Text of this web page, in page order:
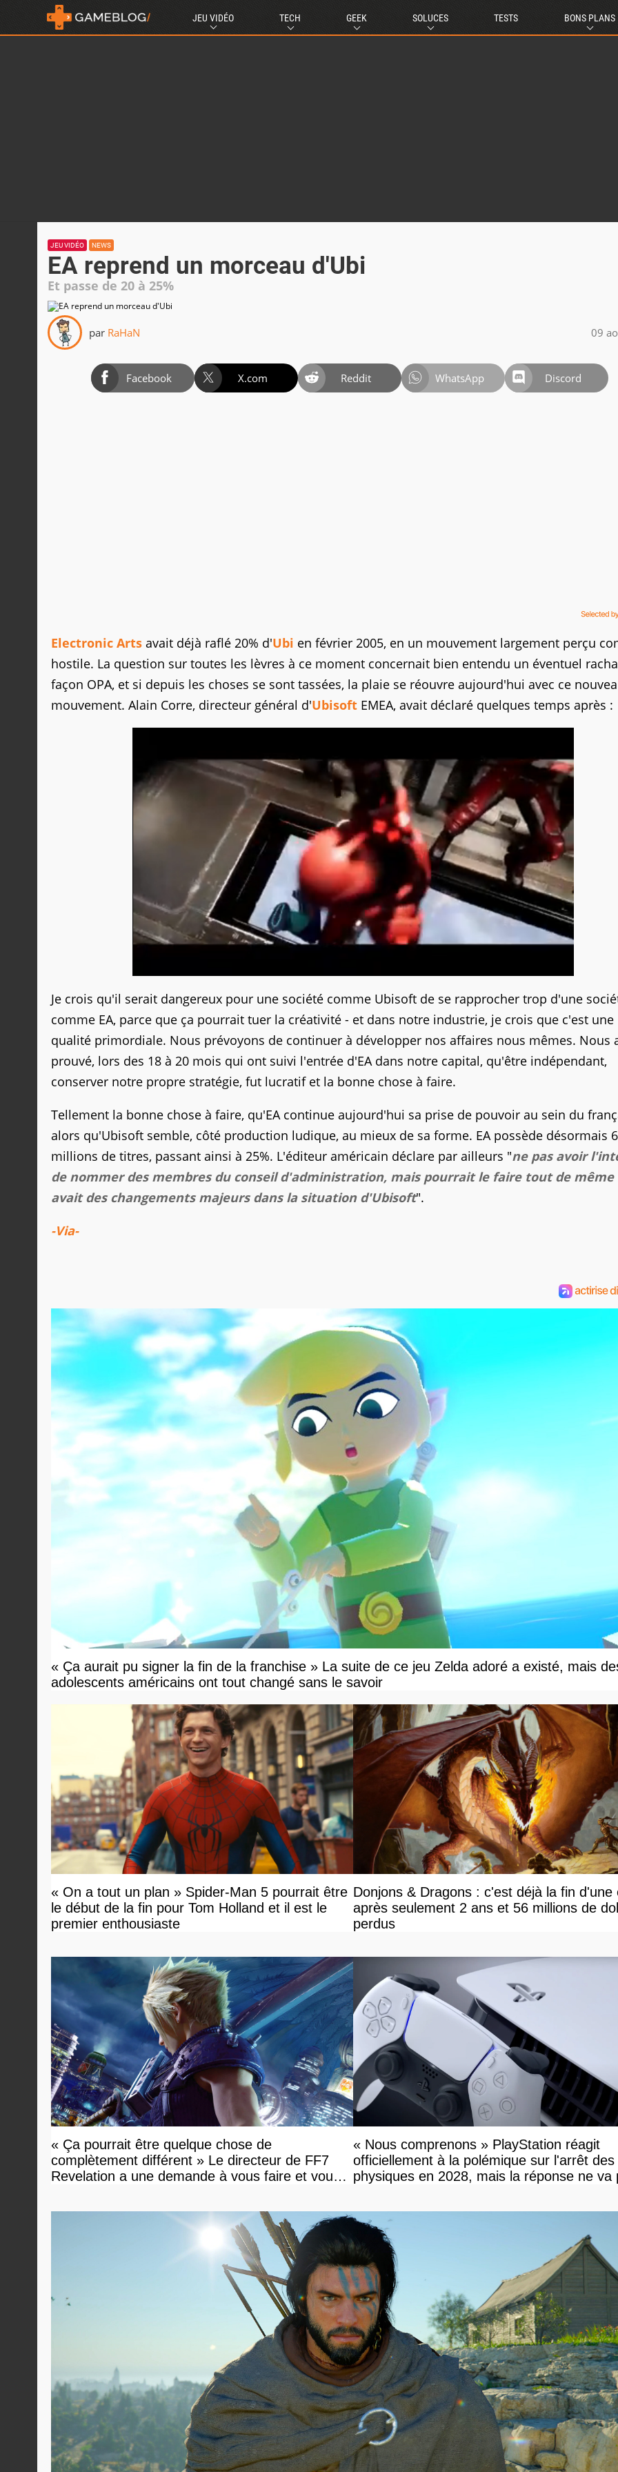
JEU VIDÉO TECH GEEK SOLUCES TESTS BONS PLANS
JEU VIDÉO NEWS
EA reprend un morceau d'Ubi
Et passe de 20 à 25%
par RaHaN 09
Facebook X.com Reddit WhatsApp Discord
Electronic Arts avait déjà raflé 20% d'Ubi en février 2005, en un mouvement largement perçu
hostile. La question sur toutes les lèvres à ce moment concernait bien entendu un éventuel
façon OPA, et si depuis les choses se sont tassées, la plaie se réouvre aujourd'hui avec ce
mouvement. Alain Corre, directeur général d'Ubisoft EMEA, avait déclaré quelques temps après :
Je crois qu'il serait dangereux pour une société comme Ubisoft de se rapprocher trop d'une
comme EA, parce que ça pourrait tuer la créativité - et dans notre industrie, je crois que c'est une
qualité primordiale. Nous prévoyons de continuer à développer nos affaires nous mêmes. Nous
prouvé, lors des 18 à 20 mois qui ont suivi l'entrée d'EA dans notre capital, qu'être indépendant,
conserver notre propre stratégie, fut lucratif et la bonne chose à faire.
Tellement la bonne chose à faire, qu'EA continue aujourd'hui sa prise de pouvoir au sein du
alors qu'Ubisoft semble, côté production ludique, au mieux de sa forme. EA possède désormais
millions de titres, passant ainsi à 25%. L'éditeur américain déclare par ailleurs "ne pas avoir
de nommer des membres du conseil d'administration, mais pourrait le faire tout de même
avait des changements majeurs dans la situation d'Ubisoft".
-Via-
« Ça aurait pu signer la fin de la franchise » La suite de ce jeu Zelda adoré a existé, mais
adolescents américains ont tout changé sans le savoir
« On a tout un plan » Spider-Man 5 pourrait être
le début de la fin pour Tom Holland et il est le
premier enthousiaste
Donjons & Dragons : c'est déjà la fin d'une
après seulement 2 ans et 56 millions de
perdus
« Ça pourrait être quelque chose de
complètement différent » Le directeur de FF7
Revelation a une demande à vous faire et vous
« Nous comprenons » PlayStation réagit
officiellement à la polémique sur l'arrêt des
physiques en 2028, mais la réponse ne va